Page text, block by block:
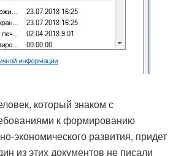
который знаком с
к формированию
экономического развития, придет
из этих документов не писали